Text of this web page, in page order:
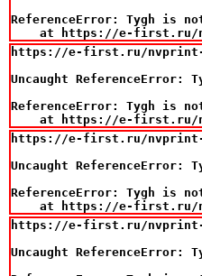
ReferenceError: Tygh is
at https://e-
https://e-first.ru/nvprint-
Uncaught ReferenceError:
ReferenceError: Tygh is
at https://e-
https://e-first.ru/nvprint-
Uncaught ReferenceError:
ReferenceError: Tygh is
at https://e-
https://e-first.ru/nvprint-
Uncaught ReferenceError: